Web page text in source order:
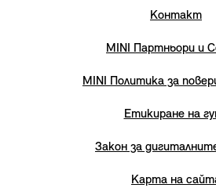
Контакт
MINI Партньори и
MINI Политика за
Етикиране на
Закон за
Карта на